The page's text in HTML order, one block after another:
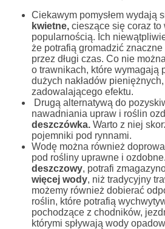
Ciekawym pomysłem wydają
kwietne, cieszące się coraz to
popularnością. Ich
że potrafią gromadzić
przez długi czas. Co nie
o trawnikach, które wymagają
dużych nakładów
zadowalającego efektu.
Drugą alternatywą do
nawadniania upraw i roślin
deszczówka. Warto z niej
pojemniki pod rynnami.
Wodę można również
pod rośliny uprawne i
deszczowy, potrafi
więcej wody, niż tradycyjny
możemy również dobierać
roślin, które potrafią
pochodzące z chodników,
którymi spływają wody